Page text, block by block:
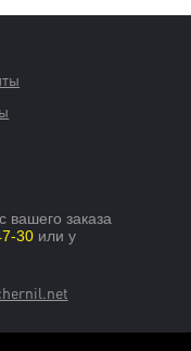
вашего заказа
30 или у